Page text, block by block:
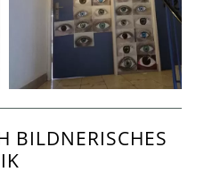
BILDNERISCHES